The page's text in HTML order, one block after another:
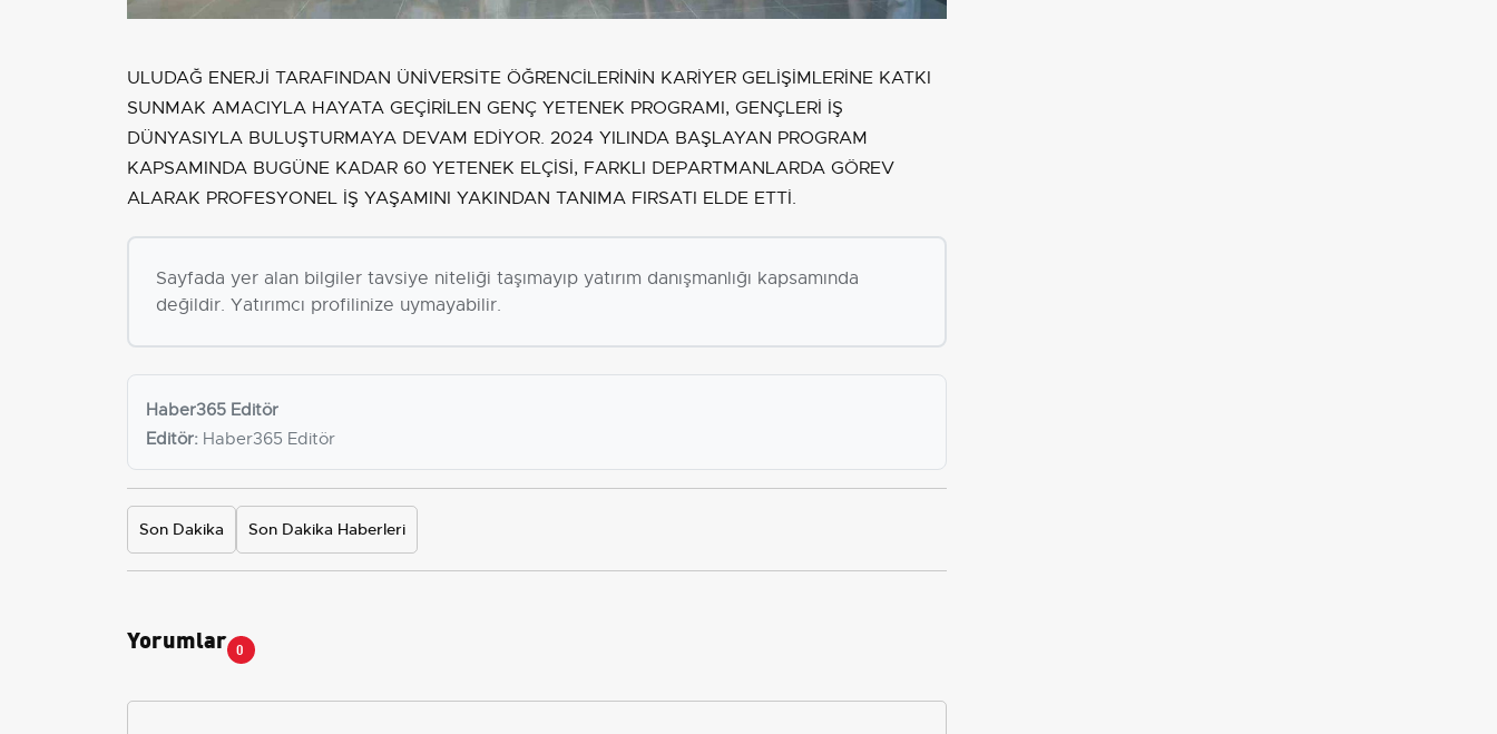
ULUDAĞ ENERJİ TARAFINDAN ÜNİVERSİTE ÖĞRENCİLERİNİN KARİYER GELİŞİMLERİNE KATKI
SUNMAK AMACIYLA HAYATA GEÇİRİLEN GENÇ YETENEK PROGRAMI, GENÇLERİ İŞ
DÜNYASIYLA BULUŞTURMAYA DEVAM EDİYOR. 2024 YILINDA BAŞLAYAN PROGRAM
KAPSAMINDA BUGÜNE KADAR 60 YETENEK ELÇİSİ, FARKLI DEPARTMANLARDA GÖREV
ALARAK PROFESYONEL İŞ YAŞAMINI YAKINDAN TANIMA FIRSATI ELDE ETTİ.
Sayfada yer alan bilgiler tavsiye niteliği taşımayıp yatırım danışmanlığı kapsamında
değildir. Yatırımcı profilinize uymayabilir.
Haber365 Editör
Editör: Haber365 Editör
Son Dakika Son Dakika Haberleri
Yorumlar 0